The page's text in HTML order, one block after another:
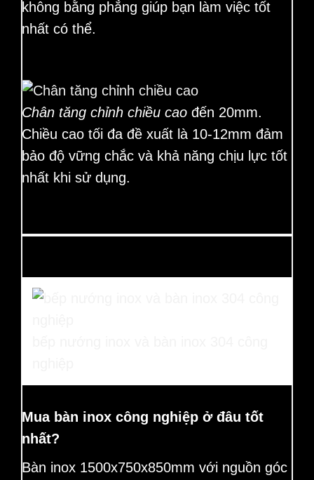
không bằng phẳng giúp bạn làm việc tốt
nhất có thể.
Chân tăng chỉnh chiều cao đến 20mm.
Chiều cao tối đa đề xuất là 10-12mm đảm
bảo độ vững chắc và khả năng chịu lực tốt
nhất khi sử dụng.
Mua bàn inox công nghiệp ở đâu tốt
nhất?
Bàn inox 1500x750x850mm với nguồn góc